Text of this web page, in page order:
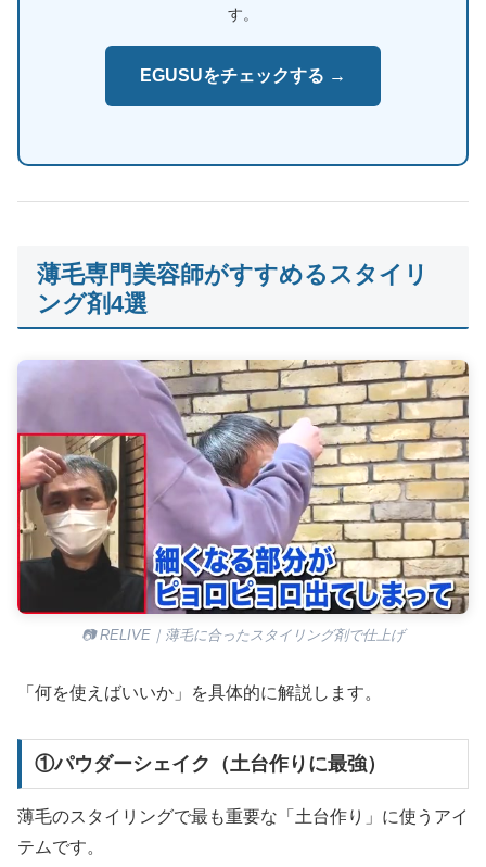
す。
EGUSUをチェックする →
薄毛専門美容師がすすめるスタイリ
ング剤4選
📷 RELIVE｜薄毛に合ったスタイリング剤で仕上げ
「何を使えばいいか」を具体的に解説します。
①パウダーシェイク（土台作りに最強）
薄毛のスタイリングで最も重要な「土台作り」に使うアイ
テムです。